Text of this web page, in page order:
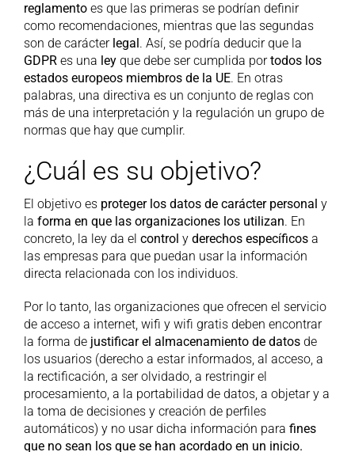
reglamento es que las primeras se podrían definir
como recomendaciones, mientras que las segundas
son de carácterlegal . Así, se podría deducir que la
GDPR es una ley que debe ser cumplida portodos los
estados europeos miembros de la UE. En otras
palabras, una directiva es un conjunto de reglas con
más de una interpretación y la regulación un grupo de
normas que hay que cumplir.
¿Cuál es su objetivo?
El objetivo es proteger los datos de carácter personal y
la forma en que las organizaciones los utilizan. En
concreto, la ley da el control y derechos específicos a
las empresas para que puedan usar la información
directa relacionada con los individuos.
Por lo tanto, las organizaciones que ofrecen el servicio
de acceso a internet, wifi y wifi gratis deben encontrar
la forma de justificar el almacenamiento de datos de
los usuarios (derecho a estar informados, al acceso, a
la rectificación, a ser olvidado, a restringir el
procesamiento, a la portabilidad de datos, a objetar y a
la toma de decisiones y creación de perfiles
automáticos) y no usar dicha información para fines
que no sean los que se han acordado en un inicio.